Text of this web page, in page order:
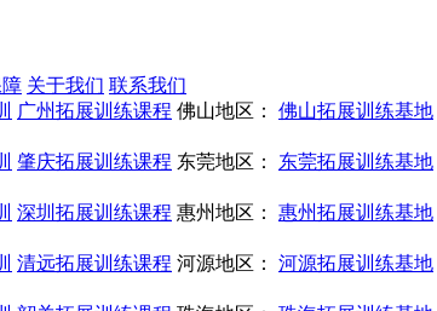
关于我们 联系我们
广州拓展训练课程 佛山地区： 佛山拓展训练基地
肇庆拓展训练课程 东莞地区： 东莞拓展训练基地
深圳拓展训练课程 惠州地区： 惠州拓展训练基地
清远拓展训练课程 河源地区： 河源拓展训练基地